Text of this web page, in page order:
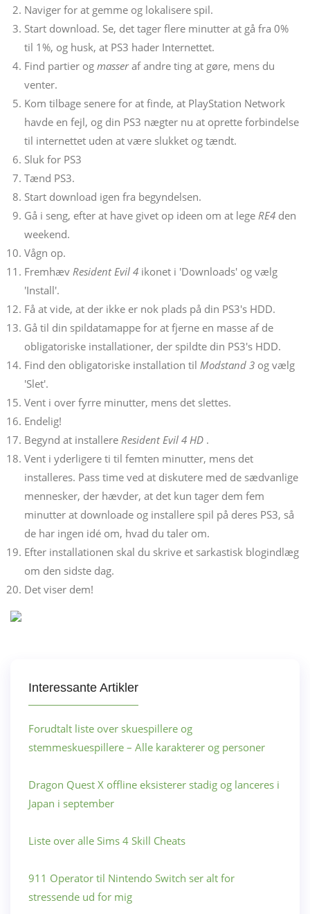
Naviger for at gemme og lokalisere spil.
Start download. Se, det tager flere minutter at gå fra 0%
til 1%, og husk, at PS3 hader Internettet.
Find partier og masseraf andre ting at gøre, mens du
venter.
Kom tilbage senere for at finde, at PlayStation Network
havde en fejl, og din PS3 nægter nu at oprette forbindelse
til internettet uden at være slukket og tændt.
Sluk for PS3
Tænd PS3.
Start download igen fra begyndelsen.
Gå i seng, efter at have givet op ideen om at lege RE4 den
weekend.
Vågn op.
Fremhæv Resident Evil 4 ikonet i 'Downloads' og vælg
'Install'.
Få at vide, at der ikke er nok plads på din PS3's HDD.
Gå til din spildatamappe for at fjerne en masse af de
obligatoriske installationer, der spildte din PS3's HDD.
Find den obligatoriske installation til Modstand 3 og vælg
'Slet'.
Vent i over fyrre minutter, mens det slettes.
Endelig!
Begynd at installere Resident Evil 4 HD .
Vent i yderligere ti til femten minutter, mens det
installeres. Pass time ved at diskutere med de sædvanlige
mennesker, der hævder, at det kun tager dem fem
minutter at downloade og installere spil på deres PS3, så
de har ingen idé om, hvad du taler om.
Efter installationen skal du skrive et sarkastisk blogindlæg
om den sidste dag.
Det viser dem!
Interessante Artikler
Forudtalt liste over skuespillere og
stemmeskuespillere – Alle karakterer og personer
Dragon Quest X offline eksisterer stadig og lanceres i
Japan i september
Liste over alle Sims 4 Skill Cheats
911 Operator til Nintendo Switch ser alt for
stressende ud for mig